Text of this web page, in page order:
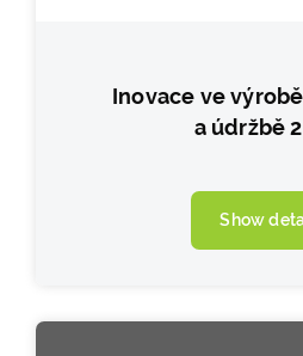
Inovace ve
a údržbě
Show